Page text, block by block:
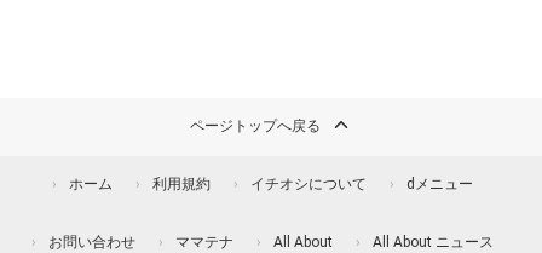
ページトップへ戻る
ホーム 利用規約 イチオシについて dメニュー
お問い合わせ ママテナ All About All About ニュース